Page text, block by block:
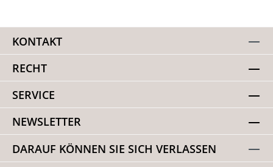
KONTAKT
RECHT
SERVICE
NEWSLETTER
DARAUF KÖNNEN SIE SICH VERLASSEN